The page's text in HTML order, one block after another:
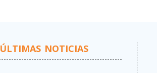
ÚLTIMAS NOTICIAS